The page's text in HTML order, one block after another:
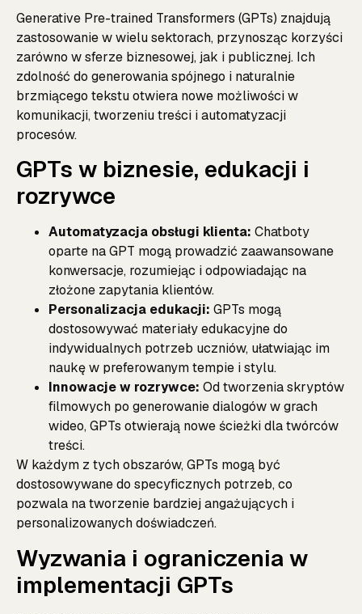
Generative Pre-trained Transformers (GPTs) znajdują
zastosowanie w wielu sektorach, przynosząc korzyści
zarówno w sferze biznesowej, jak i publicznej. Ich
zdolność do generowania spójnego i naturalnie
brzmiącego tekstu otwiera nowe możliwości w
komunikacji, tworzeniu treści i automatyzacji
procesów.
GPTs w biznesie, edukacji i
rozrywce
Automatyzacja obsługi klienta: Chatboty
oparte na GPT mogą prowadzić zaawansowane
konwersacje, rozumiejąc i odpowiadając na
złożone zapytania klientów.
Personalizacja edukacji: GPTs mogą
dostosowywać materiały edukacyjne do
indywidualnych potrzeb uczniów, ułatwiając im
naukę w preferowanym tempie i stylu.
Innowacje w rozrywce: Od tworzenia skryptów
filmowych po generowanie dialogów w grach
wideo, GPTs otwierają nowe ścieżki dla twórców
treści.
W każdym z tych obszarów, GPTs mogą być
dostosowywane do specyficznych potrzeb, co
pozwala na tworzenie bardziej angażujących i
personalizowanych doświadczeń.
Wyzwania i ograniczenia w
implementacji GPTs